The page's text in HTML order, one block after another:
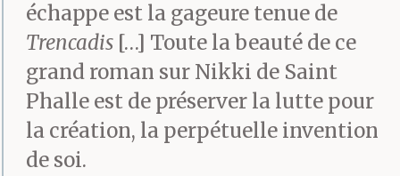
moites (la chaleur tout
autant que l’excitation)
dans la culotte de sa
fille, lui ouvrir son sexe
d’enfant, puis de l’autre
échappe est la gageure tenue de
Trencadis […] Toute la beauté de ce
grand roman sur Nikki de Saint
Phalle est de préserver la lutte pour
la création, la perpétuelle invention
de soi.